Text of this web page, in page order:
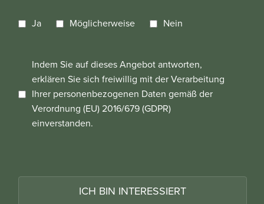
Ja Möglicherweise Nein
Indem Sie auf dieses Angebot antworten,
erklären Sie sich freiwillig mit der Verarbeitung
Ihrer personenbezogenen Daten gemäß der
Verordnung (EU) 2016/679 (GDPR)
einverstanden.